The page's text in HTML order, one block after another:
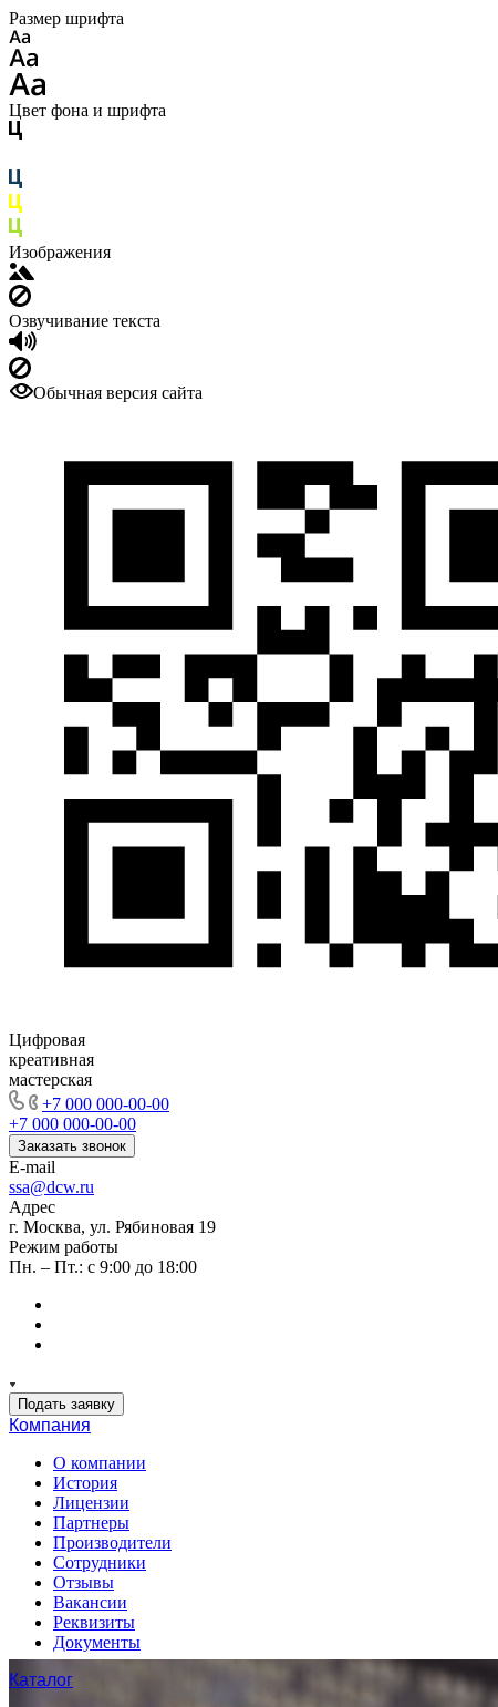
Размер шрифта
Цвет фона и шрифта
Изображения
Озвучивание текста
Обычная версия сайта
Цифровая
креативная
мастерская
+7 000 000-00-00
+7 000 000-00-00
Заказать звонок
E-mail
ssa@dcw.ru
Адрес
г. Москва, ул. Рябиновая 19
Режим работы
Пн. – Пт.: с 9:00 до 18:00
Подать заявку
Компания
О компании
История
Лицензии
Партнеры
Производители
Сотрудники
Отзывы
Вакансии
Реквизиты
Документы
Каталог